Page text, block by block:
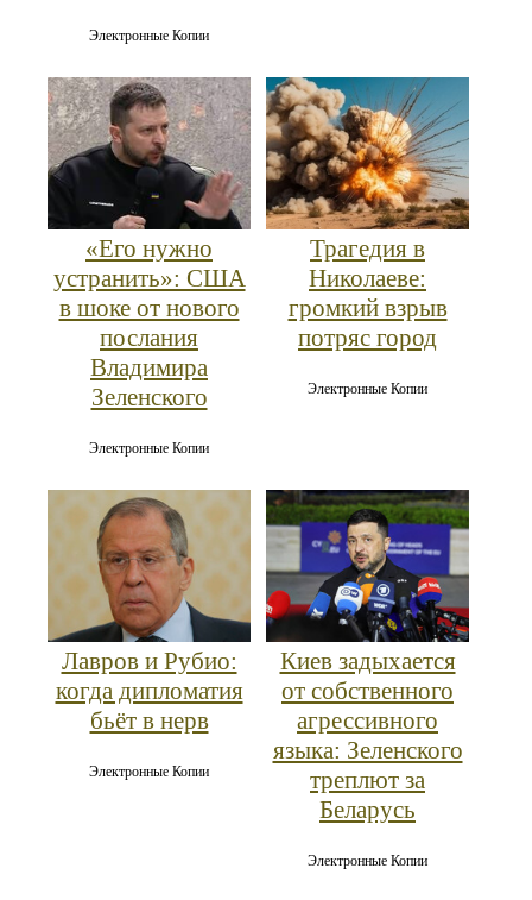
Электронные Копии
«Его нужно
устранить»: США
в шоке от нового
послания
Владимира
Зеленского
Электронные Копии
Трагедия в
Николаеве:
громкий взрыв
потряс город
Электронные Копии
Лавров и Рубио:
когда дипломатия
бьёт в нерв
Электронные Копии
Киев задыхается
от собственного
агрессивного
языка: Зеленского
треплют за
Беларусь
Электронные Копии